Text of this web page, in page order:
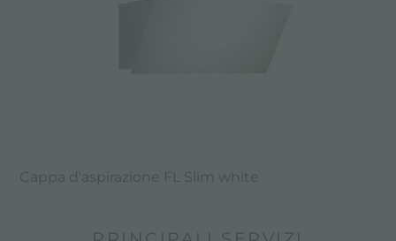
Cappa d'aspirazione FL Slim white